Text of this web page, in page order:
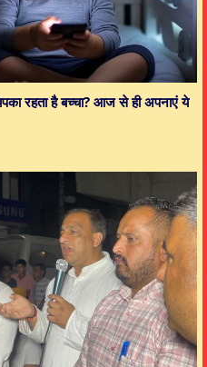
रहता है बच्चा? आज से ही अपनाएं ये